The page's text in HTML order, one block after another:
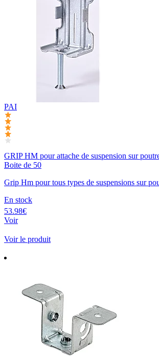
PAI
GRIP HM pour attache de suspension sur
Boite de 50
Grip Hm pour tous types de suspensions sur
En stock
53.98€
Voir
Voir le produit